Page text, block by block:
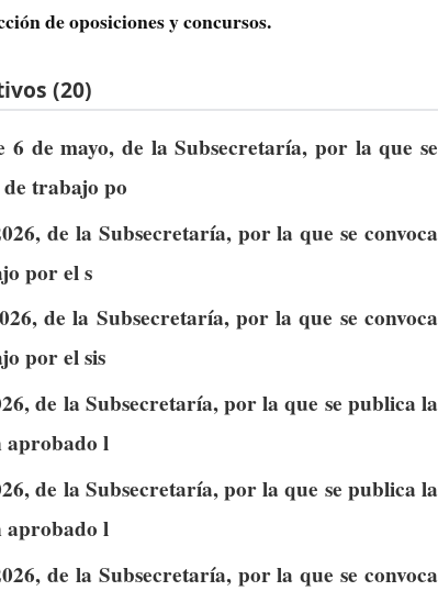
de oposiciones y concursos.
(20)
6 de mayo, de la Subsecretaría, por la que se
trabajo po
de la Subsecretaría, por la que se convoca
por el s
de la Subsecretaría, por la que se convoca
por el sis
de la Subsecretaría, por la que se publica la
aprobado l
de la Subsecretaría, por la que se publica la
aprobado l
de la Subsecretaría, por la que se convoca